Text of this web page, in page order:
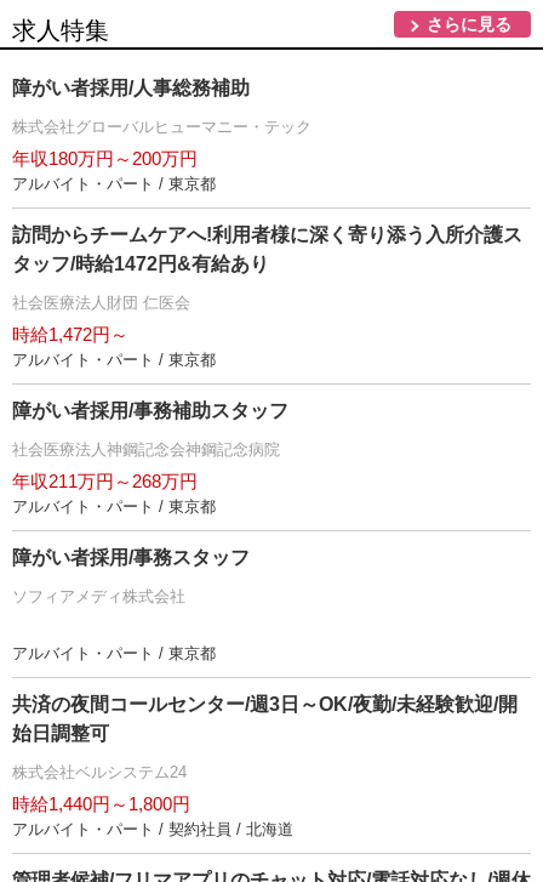
求人特集 さらに見る
障がい者採用/人事総務補助
株式会社グローバルヒューマニー・テック
年収180万円～200万円
アルバイト・パート / 東京都
訪問からチームケアへ!利用者様に深く寄り添う入所介護ス
タッフ/時給1472円&有給あり
社会医療法人財団 仁医会
時給1,472円～
アルバイト・パート / 東京都
障がい者採用/事務補助スタッフ
社会医療法人神鋼記念会神鋼記念病院
年収211万円～268万円
アルバイト・パート / 東京都
障がい者採用/事務スタッフ
ソフィアメディ株式会社
アルバイト・パート / 東京都
共済の夜間コールセンター/週3日～OK/夜勤/未経験歓迎/開
始日調整可
株式会社ベルシステム24
時給1,440円～1,800円
アルバイト・パート / 契約社員 / 北海道